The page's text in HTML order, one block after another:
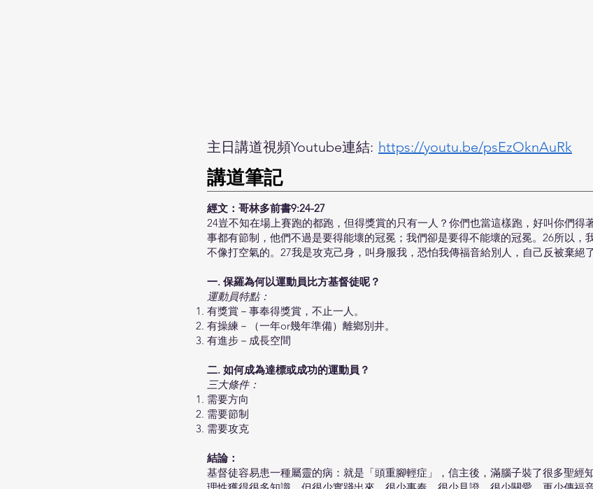
主日講道視頻Youtube連結: https://youtu.be/psEzOknAuRk
​講道筆記
經文：哥林多前書9:24-27
24豈不知在場上賽跑的都跑，但得獎賞的只有一人？你們也當這樣跑，好叫你們得
事都有節制，他們不過是要得能壞的冠冕；我們卻是要得不能壞的冠冕。26所以，
不像打空氣的。27我是攻克己身，叫身服我，恐怕我傳福音給別人，自己反被棄絕了
一. 保羅為何以運動員比方基督徒呢？
運動員特點：
有獎賞－事奉得獎賞，不止一人。
有操練－（一年or幾年準備）離鄉別井。
有進步－成長空間
二. 如何成為達標或成功的運動員？
三大條件：
需要方向
需要節制
需要攻克
結論：
基督徒容易患一種屬靈的病：就是「頭重腳輕症」，信主後，滿腦子裝了很多聖經